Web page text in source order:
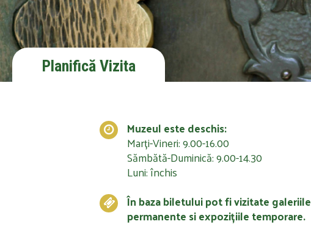
Planifică Vizita
Muzeul este deschis:
Marți-Vineri: 9.00-16.00
Sămbătă-Duminică: 9.00-14.30
Luni: închis
În baza biletului pot fi vizitate galeriile
permanente si expozițiile temporare.